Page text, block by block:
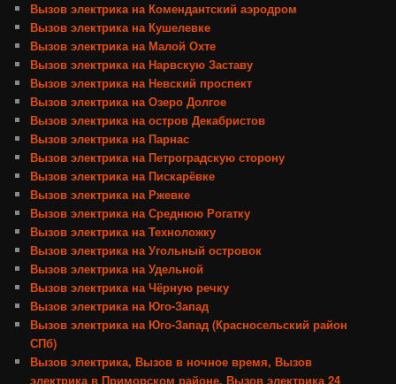
Вызов электрика на Комендантский аэродром
Вызов электрика на Кушелевке
Вызов электрика на Малой Охте
Вызов электрика на Нарвскую Заставу
Вызов электрика на Невский проспект
Вызов электрика на Озеро Долгое
Вызов электрика на остров Декабристов
Вызов электрика на Парнас
Вызов электрика на Петроградскую сторону
Вызов электрика на Пискарёвке
Вызов электрика на Ржевке
Вызов электрика на Среднюю Рогатку
Вызов электрика на Техноложку
Вызов электрика на Угольный островок
Вызов электрика на Удельной
Вызов электрика на Чёрную речку
Вызов электрика на Юго-Запад
Вызов электрика на Юго-Запад (Красносельский район
СПб)
Вызов электрика, Вызов в ночное время, Вызов
электрика в Приморском районе, Вызов электрика 24